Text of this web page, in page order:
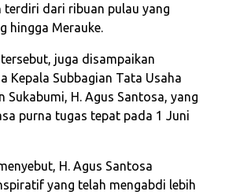
terdiri dari ribuan pulau yang
hingga Merauke.
juga disampaikan
Kepala Subbagian Tata Usaha
Sukabumi, H. Agus Santosa, yang
purna tugas tepat pada 1 Juni
H. Agus Santosa
yang telah mengabdi lebih